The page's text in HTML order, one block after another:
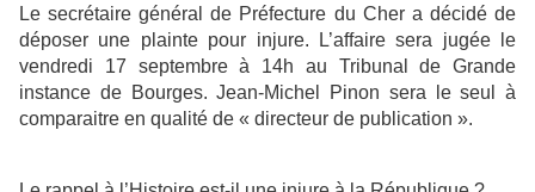
Le secrétaire général de Préfecture du Cher a décidé de
déposer une plainte pour injure. L’affaire sera jugée le
vendredi 17 septembre à 14h au Tribunal de Grande
instance de Bourges. Jean-Michel Pinon sera le seul à
comparaitre en qualité de « directeur de publication ».